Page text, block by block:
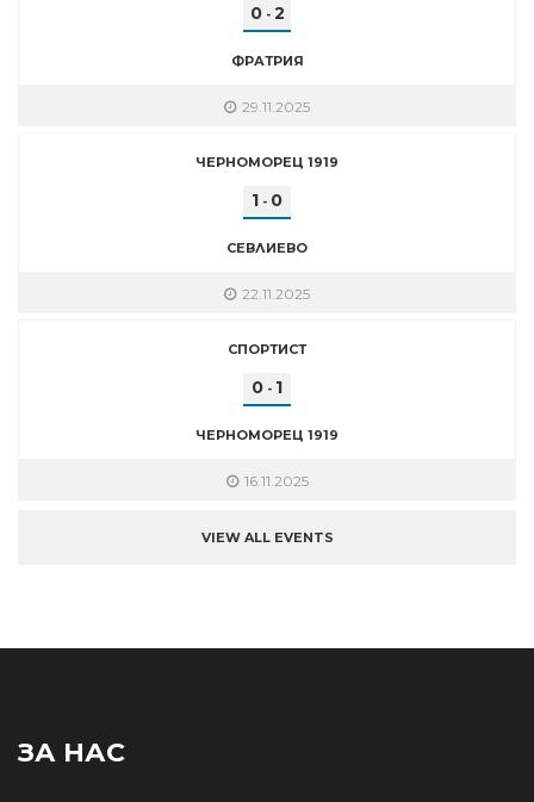
0- 2
ФРАТРИЯ
29.11.2025
ЧЕРНОМОРЕЦ 1919
1 - 0
СЕВЛИЕВО
22.11.2025
СПОРТИСТ
0 - 1
ЧЕРНОМОРЕЦ 1919
16.11.2025
VIEW ALL EVENTS
ЗА НАС